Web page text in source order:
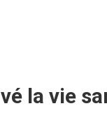
la vie